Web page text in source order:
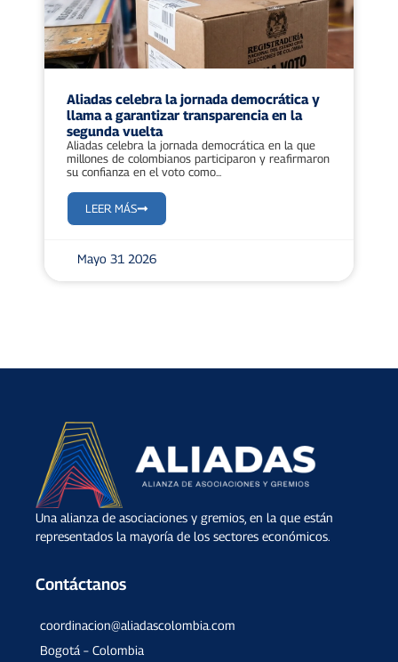
Aliadas celebra la jornada democrática y
llama a garantizar transparencia en la
segunda vuelta
Aliadas celebra la jornada democrática en la que
millones de colombianos participaron y reafirmaron
su confianza en el voto como...
LEER MÁS
Mayo 31 2026
Una alianza de asociaciones y gremios, en la que están
representados la mayoría de los sectores económicos.
Contáctanos
coordinacion@aliadascolombia.com
Bogotá – Colombia